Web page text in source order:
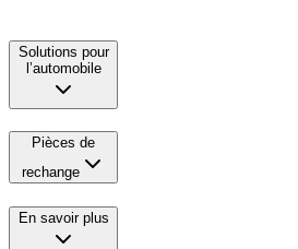
Solutions pour
l’automobile
Pièces de
rechange
En savoir plus